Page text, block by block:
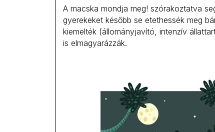
A macska mondja meg! szórakoztatva
gyerekeket később se etethessék meg
kiemelték (állományjavító, intenzív
is elmagyarázzák.